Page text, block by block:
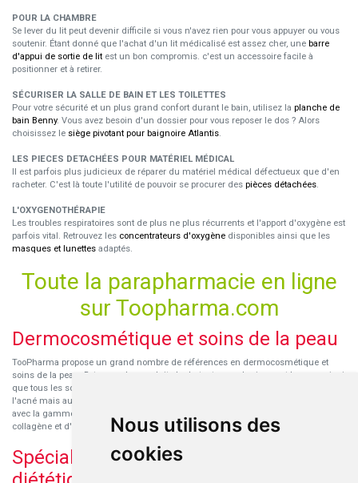
Nous utilisons des
cookies
POUR LA CHAMBRE
Se lever du lit peut devenir difficile si vous n'avez rien pour vous appuyer ou vous
soutenir. Étant donné que l'achat d'un lit médicalisé est assez cher, une barre
d'appui de sortie de lit est un bon compromis. c'est un accessoire facile à
positionner et à retirer.
SÉCURISER LA SALLE DE BAIN ET LES TOILETTES
Pour votre sécurité et un plus grand confort durant le bain, utilisez la planche de
bain Benny. Vous avez besoin d'un dossier pour vous reposer le dos ? Alors
choisissez le siège pivotant pour baignoire Atlantis.
LES PIECES DETACHÉES POUR MATÉRIEL MÉDICAL
Il est parfois plus judicieux de réparer du matériel médical défectueux que d'en
racheter. C'est là toute l'utilité de pouvoir se procurer des pièces détachées.
L'OXYGENOTHÉRAPIE
Les troubles respiratoires sont de plus ne plus récurrents et l'apport d'oxygène est
parfois vital. Retrouvez les concentrateurs d'oxygène disponibles ainsi que les
masques et lunettes adaptés.
Toute la parapharmacie en ligne
sur Toopharma.com
Dermocosmétique et soins de la peau
TooPharma propose un grand nombre de références en dermocosmétique et
soins de la peau. Retrouvez les produits hydratants pour le visage et le corps ainsi
que tous les soins pour peaux sensibles ou à tendance atopique, les soins pour
l'acné mais aussi des démaquillants. Découvrez nos nouvelles références SVR
avec la gamme anti-âge pour les peaux encore jeunes
collagène et d'acide hyaluronique.
Spécialisation en micronutrition et